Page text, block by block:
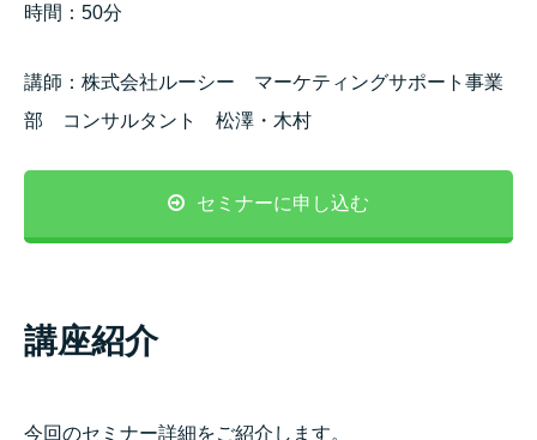
時間：50分
講師： 株式会社ルーシー マーケティングサポート事業
部 コンサルタント 松澤・木村
セミナーに申し込む
講座紹介
今回のセミナー詳細をご紹介します。